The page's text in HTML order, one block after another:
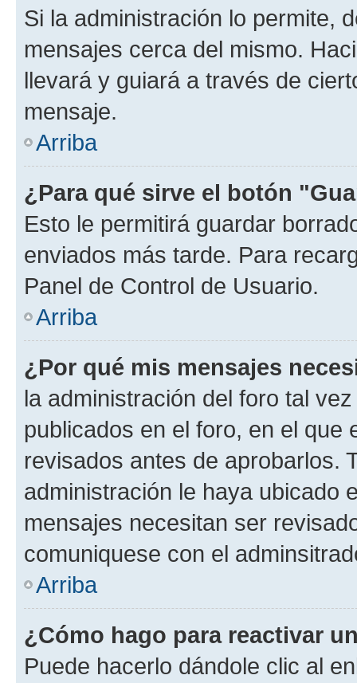
Si la administración lo permite,
mensajes cerca del mismo.
llevará y guiará a través de
mensaje.
Arriba
¿Para qué sirve el botón
Esto le permitirá guardar
enviados más tarde. Para
Panel de Control de Usuario.
Arriba
¿Por qué mis mensajes
la administración del foro tal
publicados en el foro, en el
revisados antes de aprobarlos.
administración le haya ubicado
mensajes necesitan ser
comuniquese con el
Arriba
¿Cómo hago para reactivar
Puede hacerlo dándole clic al